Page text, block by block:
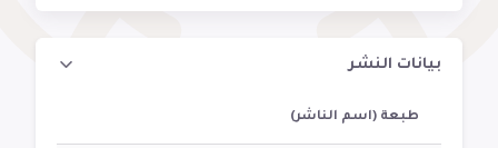
بيانات النشر
طبعة (اسم الناشر)